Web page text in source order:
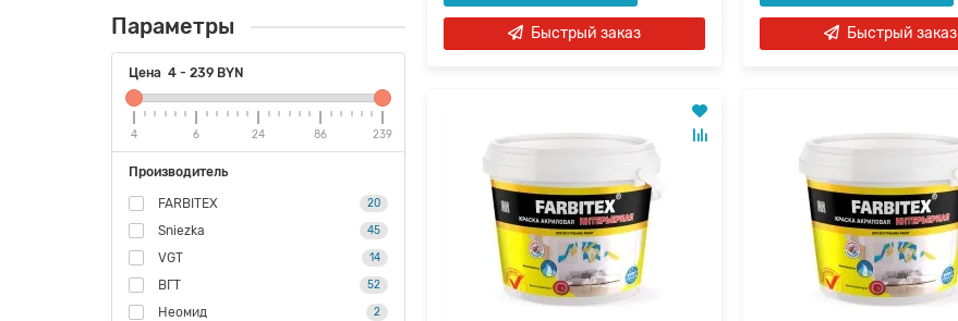
Параметры
Цена 4 - 239 BYN
4 6 24 86 239
Производитель
FARBITEX 20
Sniezka 45
VGT 14
ВГТ 52
Неомид 2
Быстрый заказ Быстрый заказ